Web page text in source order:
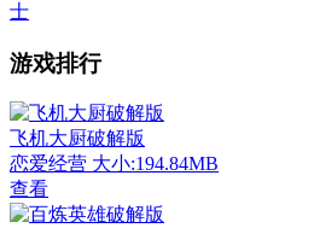
士
游戏排行
飞机大厨破解版
恋爱经营 大小:194.84MB
查看